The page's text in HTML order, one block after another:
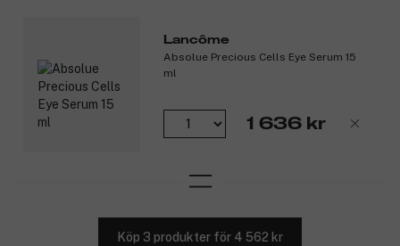
Lancôme
Absolue Precious Cells Eye Serum 15
ml
1 636 kr
Köp 3 produkter för 4 562 kr